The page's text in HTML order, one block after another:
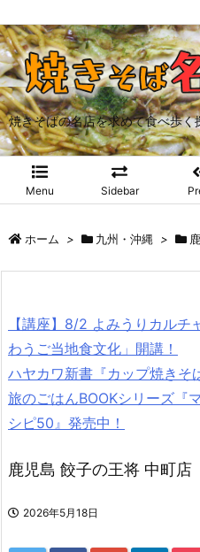
焼きそばの名店を求めて食べ歩
Menu Sidebar
ホーム > 九州・沖縄 >
【講座】8/2 よみうりカル
わうご当地食文化」開講！
ハヤカワ新書『カップ焼きそ
旅のごはんBOOKシリーズ『
シピ50』発売中！
鹿児島 餃子の王将 中町店
2026年5月18日